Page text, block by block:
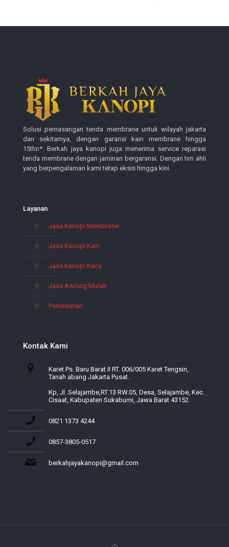
Solusi pemasangan tenda membrane untuk wilayah jakarta
dan sekitarnya, dengan garansi kain membrane hingga
15thn*. Berkah jaya kanopi juga menerima service reparasi
tenda membrane dengan jaminan bergaransi. Dengan tim ahli
yang berpengalaman kami tetap eksis hingga kini.
Layanan
Jasa Kanopi Membrane
Jasa Kanopi Kain
Jasa Kanopi Kaca
Jasa Awning Murah
Pemesanan
Kontak Kami
Karet Ps. Baru Barat II RT. 006/005 Karet Tengsin,
Tanah abang Jakarta Pusat.
Kp, Jl. Selajambe,RT.13 RW.05, Desa, Selajambe, Kec.
Cisaat, Kabupaten Sukabumi, Jawa Barat 43152
0821 1373 4244
0857-3805-0517
berkahjayakanopi@gmail.com